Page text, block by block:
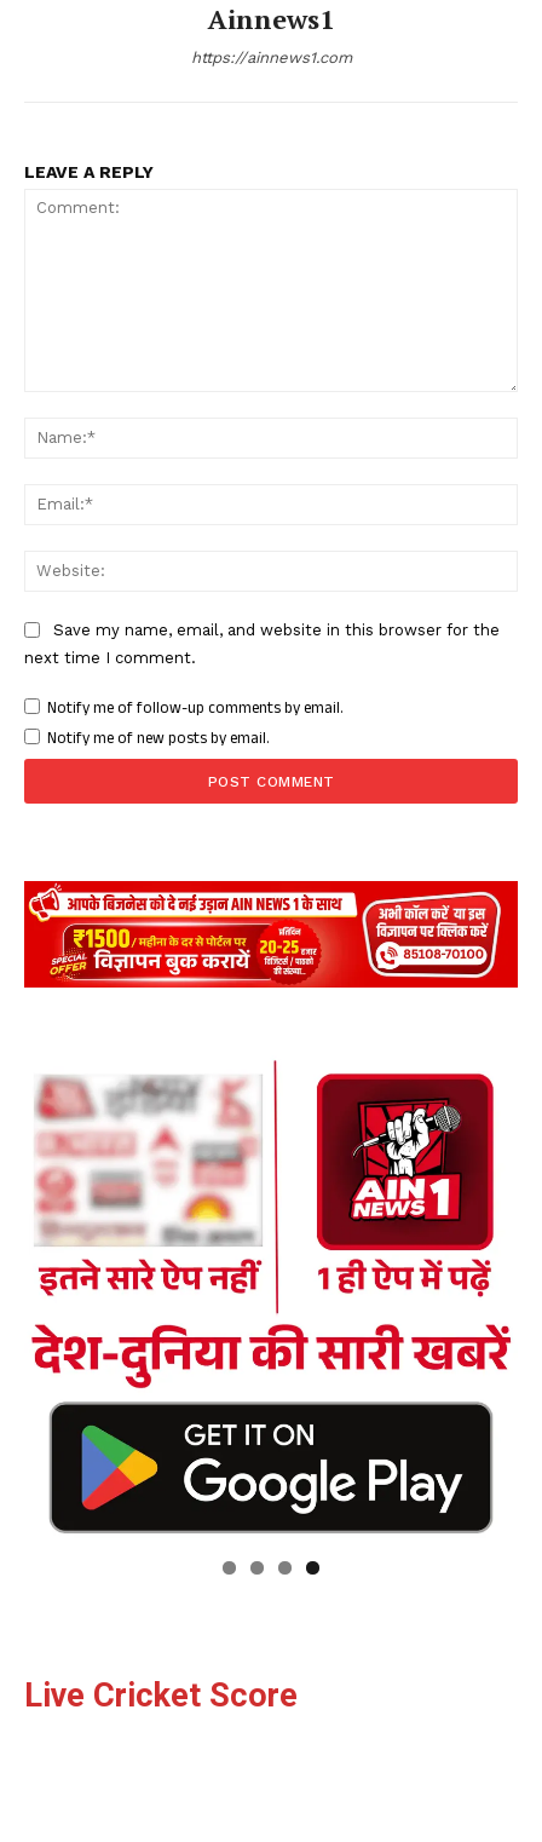
Facebook
X WhatsApp
Share
Read Latest News on AIN
NEWS 1 App
Ainnews1
https://ainnews1.com
LEAVE A REPLY
Save my name, email, and website in this browser for the
next time I comment.
Notify me of follow-up comments by email.
Notify me of new posts by email.
Live Cricket Score